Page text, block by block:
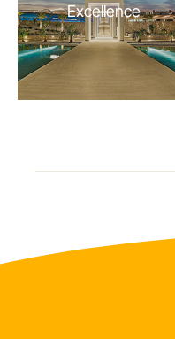
Excellence